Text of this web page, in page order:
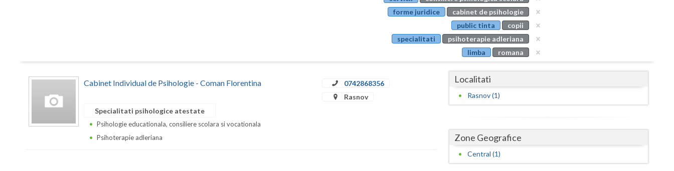
Buzau
Calarasi
Caras-Severin
Covasna
Dolj
Galati
forme juridice
cabinet de psihologie
public tinta
copii
specialitati
psihoterapie adleriana
limba
romana
Cabinet Individual de Psihologie - Coman Florentina
0742868356
Rasnov
Specialitati psihologice atestate
Psihologie educationala, consiliere scolara si vocationala
Psihoterapie adleriana
Localitati
Rasnov (1)
Zone Geografice
Central (1)